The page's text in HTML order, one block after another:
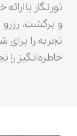
تورنگار با
و برگشت،
تجربه را
خاطره‌انگیز را